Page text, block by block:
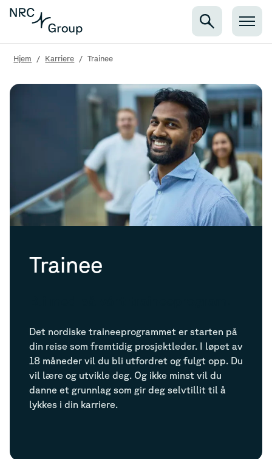
Hjem / Karriere / Trainee
Trainee
Det nordiske traineeprogrammet er starten på
din reise som fremtidig prosjektleder. I løpet av
18 måneder vil du bli utfordret og fulgt opp. Du
vil lære og utvikle deg. Og ikke minst vil du
danne et grunnlag som gir deg selvtillit til å
lykkes i din karriere.